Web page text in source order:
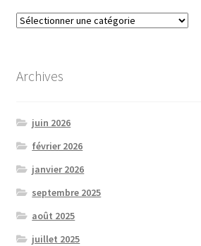
Catégories
Archives
juin 2026
février 2026
janvier 2026
septembre 2025
août 2025
juillet 2025